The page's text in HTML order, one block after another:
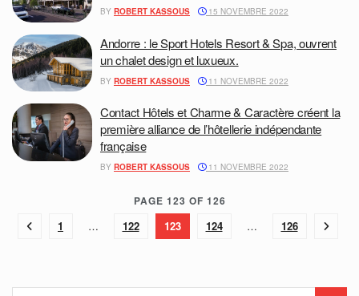
BY ROBERT KASSOUS 15 NOVEMBRE 2022
Andorre : le Sport Hotels Resort & Spa, ouvrent
un chalet design et luxueux.
BY ROBERT KASSOUS 11 NOVEMBRE 2022
Contact Hôtels et Charme & Caractère créent la
première alliance de l’hôtellerie indépendante
française
BY ROBERT KASSOUS 11 NOVEMBRE 2022
PAGE 123 OF 126
1 … 122 123 124 … 126